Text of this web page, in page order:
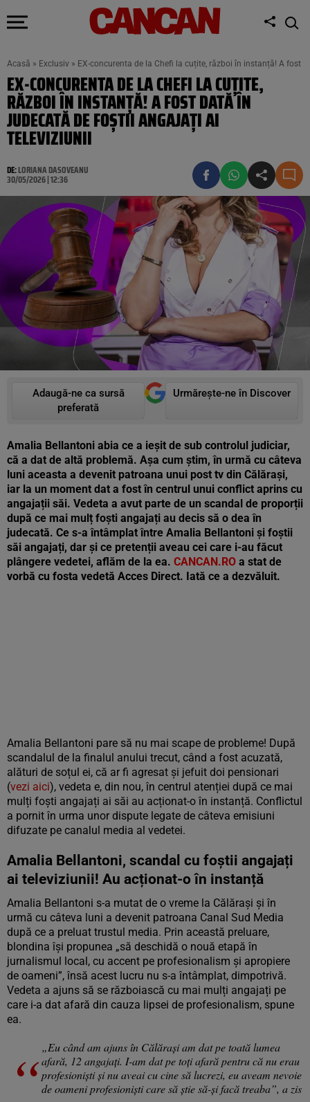
Acasă » Exclusiv » EX-concurenta de la Chefi la cuțite, război în instanță! A fost
EX-CONCURENTA DE LA CHEFI LA CUȚITE,
RĂZBOI ÎN INSTANȚĂ! A FOST DATĂ ÎN
JUDECATĂ DE FOȘTII ANGAJAȚI AI
TELEVIZIUNII
DE:LORIANA DASOVEANU
30/05/2026 | 12:36
Adaugă-ne ca sursă
preferată
Urmărește-ne în Discover
Amalia Bellantoni abia ce a ieșit de sub controlul judiciar,
că a dat de altă problemă. Așa cum știm, în urmă cu câteva
luni aceasta a devenit patroana unui post tv din Călărași,
iar la un moment dat a fost în centrul unui conflict aprins cu
angajații săi. Vedeta a avut parte de un scandal de proporții
după ce mai mulț foști angajați au decis să o dea în
judecată. Ce s-a întâmplat între Amalia Bellantoni și foștii
săi angajați, dar și ce pretenții aveau cei care i-au făcut
plângere vedetei, aflăm de la ea. CANCAN.RO a stat de
vorbă cu fosta vedetă Acces Direct. Iată ce a dezvăluit.
Amalia Bellantoni pare să nu mai scape de probleme! După
scandalul de la finalul anului trecut, când a fost acuzată,
alături de soțul ei, că ar fi agresat și jefuit doi pensionari
(vezi aici), vedeta e, din nou, în centrul atenției după ce mai
mulți foști angajați ai săi au acționat-o în instanță. Conflictul
a pornit în urma unor dispute legate de câteva emisiuni
difuzate pe canalul media al vedetei.
Amalia Bellantoni, scandal cu foștii angajați
ai televiziunii! Au acționat-o în instanță
Amalia Bellantoni s-a mutat de o vreme la Călărași și în
urmă cu câteva luni a devenit patroana Canal Sud Media
după ce a preluat trustul media. Prin această preluare,
blondina își propunea „să deschidă o nouă etapă în
jurnalismul local, cu accent pe profesionalism și apropiere
de oameni”, însă acest lucru nu s-a întâmplat, dimpotrivă.
Vedeta a ajuns să se războiască cu mai mulți angajați pe
care i-a dat afară din cauza lipsei de profesionalism, spune
ea.
„Eu când am ajuns în Călărași am dat pe toată lumea
afară, 12 angajați. I-am dat pe toți afară pentru că nu erau
profesioniști și nu aveai cu cine să lucrezi, eu aveam nevoie
de oameni profesioniști care să știe să-și facă treaba”, a zis